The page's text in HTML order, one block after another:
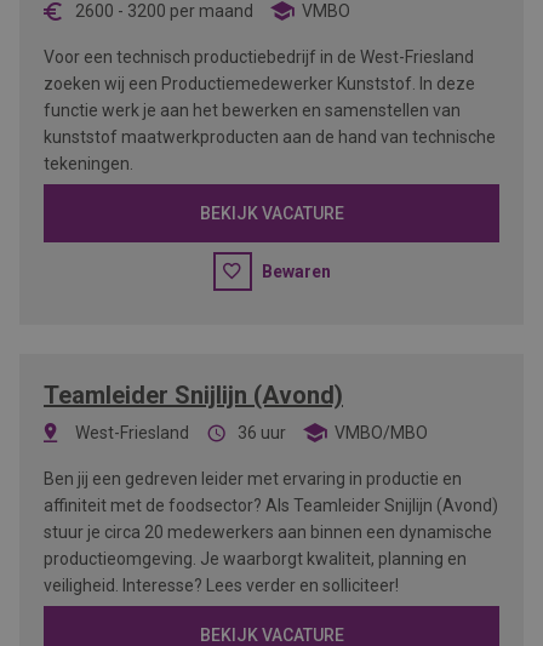
2600 - 3200 per maand VMBO
Voor een technisch productiebedrijf in de West-Friesland
zoeken wij een Productiemedewerker Kunststof. In deze
functie werk je aan het bewerken en samenstellen van
kunststof maatwerkproducten aan de hand van technische
tekeningen.
BEKIJK VACATURE
Bewaren
Teamleider Snijlijn (Avond)
West-Friesland 36 uur VMBO/MBO
Ben jij een gedreven leider met ervaring in productie en
affiniteit met de foodsector? Als Teamleider Snijlijn (Avond)
stuur je circa 20 medewerkers aan binnen een dynamische
productieomgeving. Je waarborgt kwaliteit, planning en
veiligheid. Interesse? Lees verder en solliciteer!
BEKIJK VACATURE